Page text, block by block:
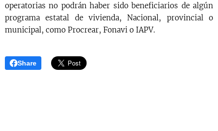
operatorias no podrán haber sido beneficiarios de algún
programa estatal de vivienda, Nacional, provincial o
municipal, como Procrear, Fonavi o IAPV.
Share